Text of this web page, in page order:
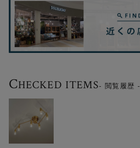
CHECKED ITEMS- 閲覧履歴 -